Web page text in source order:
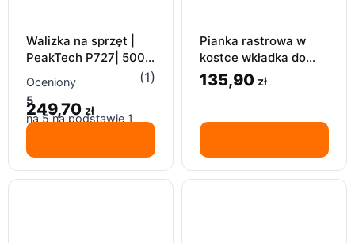
Walizka na sprzęt |
PeakTech P727| 500 x
350 x 120
Oceniony
5
na 5 na podstawie 1
(1)
249,70 zł
Pianka rastrowa w
kostce wkładka do
walizki narzędzi
sprzętu 440x315mm
135,90 zł